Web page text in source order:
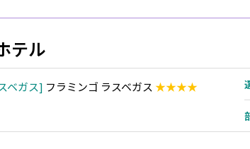
テル
ベガス フラミンゴ ラスベガス ★★★★